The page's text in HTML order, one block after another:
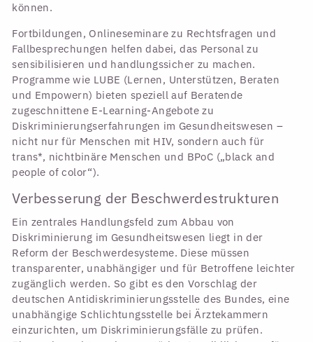
können.
Fortbildungen, Onlineseminare zu Rechtsfragen und
Fallbesprechungen helfen dabei, das Personal zu
sensibilisieren und handlungssicher zu machen.
Programme wie LUBE (Lernen, Unterstützen, Beraten
und Empowern) bieten speziell auf Beratende
zugeschnittene E-Learning-Angebote zu
Diskriminierungserfahrungen im Gesundheitswesen –
nicht nur für Menschen mit HIV, sondern auch für
trans*, nichtbinäre Menschen und BPoC („black and
people of color“).
Verbesserung der Beschwerdestrukturen
Ein zentrales Handlungsfeld zum Abbau von
Diskriminierung im Gesundheitswesen liegt in der
Reform der Beschwerdesysteme. Diese müssen
transparenter, unabhängiger und für Betroffene leichter
zugänglich werden. So gibt es den Vorschlag der
deutschen Antidiskriminierungsstelle des Bundes, eine
unabhängige Schlichtungsstelle bei Ärztekammern
einzurichten, um Diskriminierungsfälle zu prüfen.